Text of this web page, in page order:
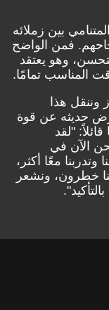
بين زملائه
فمن الواضح
وهو يعتقد
المناسب تمامًا.
وننقل هذا
حديثه عن قوة
"لقد
الآن في
معًا أكثر،
خطرون، ونشعر